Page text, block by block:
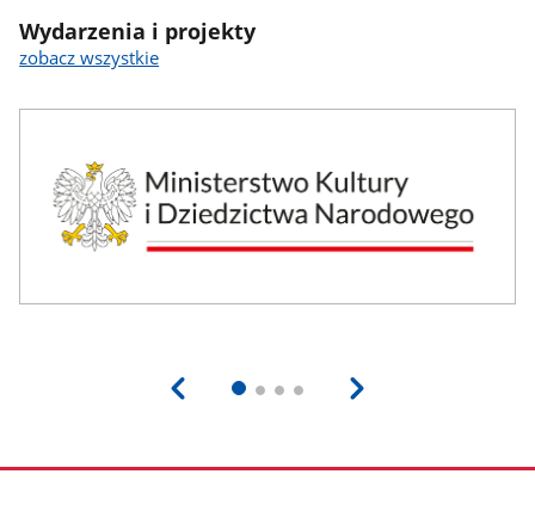
Wydarzenia i projekty
zobacz wszystkie